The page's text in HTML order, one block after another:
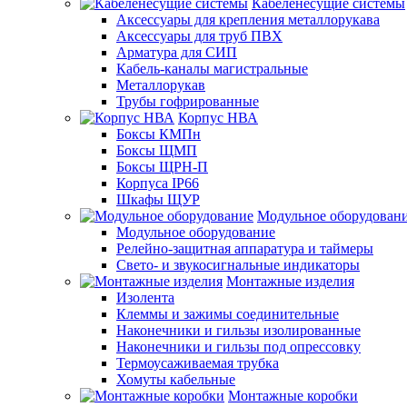
Аксессуары для крепления металлорукава
Аксессуары для труб ПВХ
Арматура для СИП
Кабель-каналы магистральные
Металлорукав
Трубы гофрированные
Корпус НВА
Боксы КМПн
Боксы ЩМП
Боксы ЩРН-П
Корпуса IP66
Шкафы ЩУР
Модульное
Модульное оборудование
Релейно-защитная аппаратура и таймеры
Свето- и звукосигнальные индикаторы
Монтажные изделия
Изолента
Клеммы и зажимы соединительные
Наконечники и гильзы изолированные
Наконечники и гильзы под опрессовку
Термоусаживаемая трубка
Хомуты кабельные
Монтажные коробки